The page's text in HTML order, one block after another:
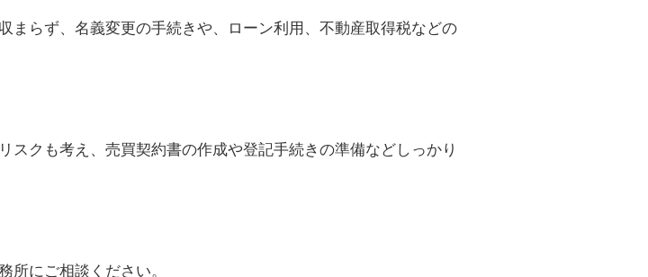
らず、名義変更の手続きや、ローン利用、不動産取得税などの
クも考え、売買契約書の作成や登記手続きの準備などしっかり
にご相談ください。